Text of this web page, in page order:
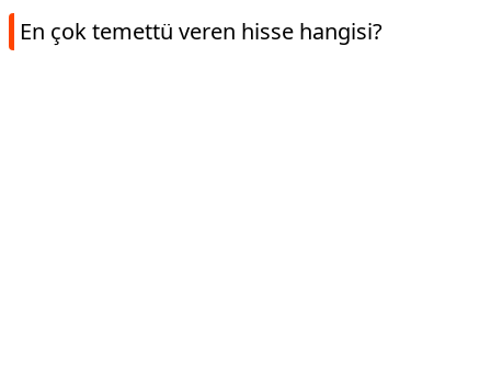
En çok temettü veren hisse hangisi?